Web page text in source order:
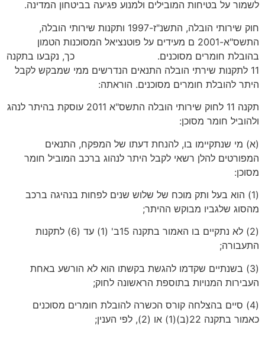
לשמור על בטיחות המובילים ולמנוע פגיעה בביטחון המדינה.
חוק שירותי הובלה, התשנ"ז-1997 ותקנות שירותי הובלה,
התשס"א-2001 ם מעידים על פוטנציאל המסוכנות הטמון
בהובלת חומרים מסוכנים. כך, נקבעו בתקנה
11 לתקנות שירתי הובלה התנאים הנדרשים ממי שמבקש לקבל
היתר להובלת חומרים מסוכנים. הוראתה:
תקנה 11 לחוק שירותי הובלה התשס"א 2011 עוסקת בהיתר לנהג
ולהוביל חומר מסוכן:
(א) מי שנתקיימו בו, להנחת דעתו של המפקח, התנאים
המפורטים להלן רשאי לקבל היתר לנהוג ברכב המוביל חומר
מסוכן:
(1) הוא בעל ותק מוכח של שלוש שנים לפחות בנהיגה ברכב
מהסוג שלגביו מבוקש ההיתר;
(2) לא נתקיים בו האמור בתקנה 15ב' (1) עד (6) לתקנות
התעבורה;
(3) בשנתיים שקדמו להגשת בקשתו הוא לא הורשע באחת
העבירות המנויות בתוספת הראשונה לחוק;
(4) סיים בהצלחה קורס הכשרה להובלת חומרים מסוכנים
כאמור בתקנה 22(ב)(1) או (2), לפי הענין;